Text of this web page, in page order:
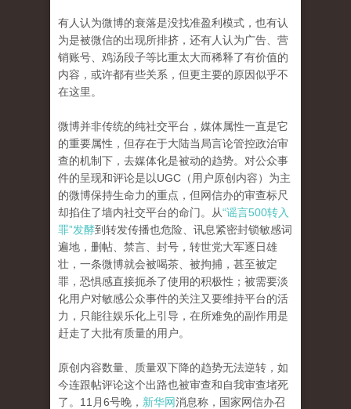
有人认为微博的衰落是没找准盈利模式，也有认
为是被微信的出现所排挤，还有人认为广告、营
销账号、鸡汤段子等比重太大而稀释了有价值的
内容，或许都有些关系，但更主要的原因似乎不
在这里。
微博并非传统的纯社交平台，媒体属性一直是它
的重要属性，但存在于大陆当局言论管控政治审
查的机制下，去媒体化是被动的趋势。对公众事
件的呈现和评论是以UGC（用户原创内容）为主
的微博保持生命力的重点，但网信办的审查标尺
却掐住了墙内社交平台的命门。从“谣言500转入
罪”发酵到转发传播也危险、讯息紧密封锁敏感词
遍地，删帖、禁言、封号，转世党大军逐日雄
壮，一条微博就会被喝茶、被拘捕，甚至被定
罪，恐惧感直接扼杀了使用的积极性；被需要淡
化用户对敏感公众事件的关注又要维持平台的活
力，只能往娱乐化上引导，在所难免的副作用是
赶走了大批有质量的用户。
原创内容数量、质量双下降的趋势无法逆转，如
今连跟帖评论这个出路也被审查和自我审查堵死
了。11月6号晚， 新华网消息称，国家网信办召